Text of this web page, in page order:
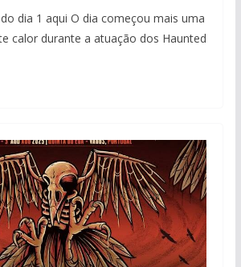
dia 1 aqui O dia começou mais uma
calor durante a atuação dos Haunted